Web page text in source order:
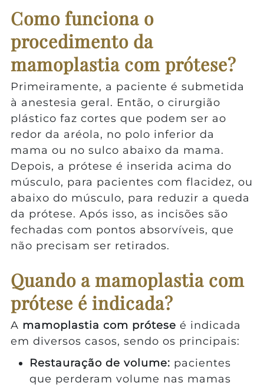
Como funciona o
procedimento da
mamoplastia com prótese?
Primeiramente, a paciente é submetida
à anestesia geral. Então, o cirurgião
plástico faz cortes que podem ser ao
redor da aréola, no polo inferior da
mama ou no sulco abaixo da mama.
Depois, a prótese é inserida acima do
músculo, para pacientes com flacidez, ou
abaixo do músculo, para reduzir a queda
da prótese. Após isso, as incisões são
fechadas com pontos absorvíveis, que
não precisam ser retirados.
Quando a mamoplastia com
prótese é indicada?
A mamoplastia com prótese é indicada
em diversos casos, sendo os principais:
Restauração de volume: pacientes
que perderam volume nas mamas